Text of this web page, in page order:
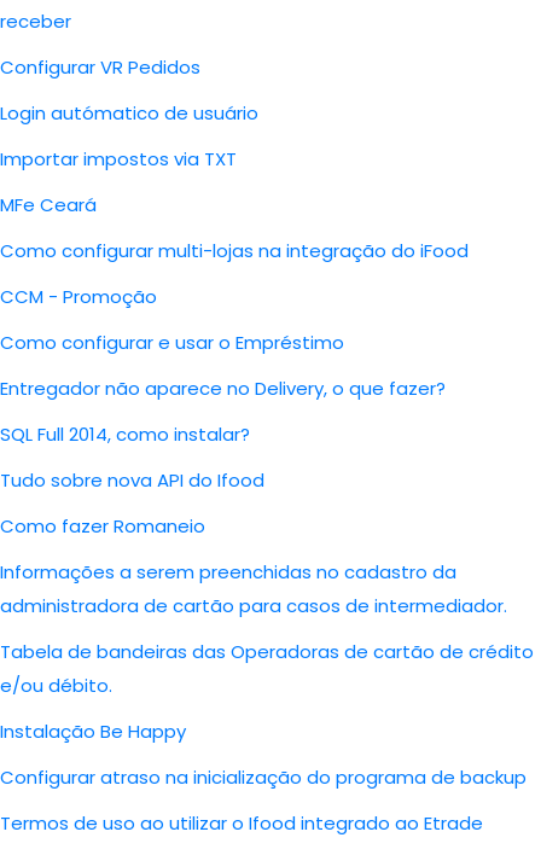
receber
Configurar VR Pedidos
Login autómatico de usuário
Importar impostos via TXT
MFe Ceará
Como configurar multi-lojas na integração do iFood
CCM - Promoção
Como configurar e usar o Empréstimo
Entregador não aparece no Delivery, o que fazer?
SQL Full 2014, como instalar?
Tudo sobre nova API do Ifood
Como fazer Romaneio
Informações a serem preenchidas no cadastro da
administradora de cartão para casos de intermediador.
Tabela de bandeiras das Operadoras de cartão de crédito
e/ou débito.
Instalação Be Happy
Configurar atraso na inicialização do programa de backup
Termos de uso ao utilizar o Ifood integrado ao Etrade